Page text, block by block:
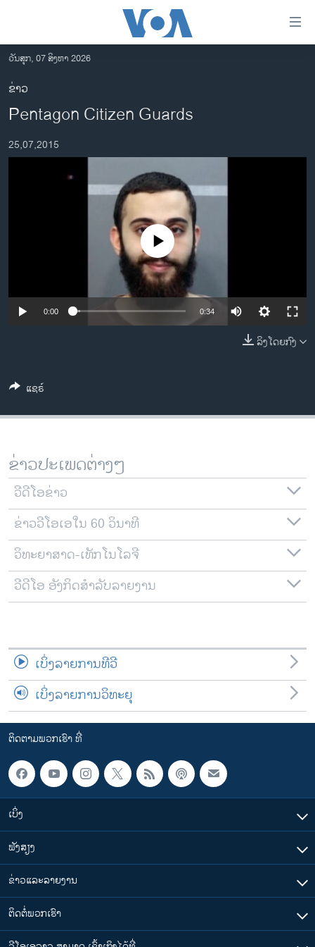
ເຂົ້າ
ຫາ
ຂ້າມ
ຂ້າມ
ໄປ
ອາເມຣິກາ
ການເລືອກຕັ້ງ ປະທານາທີບໍດີ ສະຫະລັດ 2024
ອິດສະຫຼະພາບດ້ານການຂ່າວ
ຊຸມຊົນຊາວລາວ
ວິທະຍາສາດ-ເທັກໂນໂລຈີ
ພາສາອັງກິດ
ລາຍການກະຈາຍສຽງ
ລາຍງານ
ຕິດຕາມພວກເຮົາ ທີ່
ພາສາຕ່າງໆ
ວັນສຸກ, 07 ສິງຫາ 2026
ຂ່າວ
Pentagon Citizen Guards
25,07,2015
No media source currently available
0:00 0:34
ລິງໂດຍກົງ
ແຊຣ໌
ຂ່າວປະເພດຕ່າງໆ
ວີດີໂອຂ່າວ
ຂ່າວວີໂອເອໃນ 60 ວິນາທີ
ວິທະຍາສາດ-ເທັກໂນໂລຈີ
ວີດີໂອ ອັງກິດສຳລັບລາຍງານ
ເບິ່ງລາຍການທີວີ
ເບິ່ງລາຍການວິທະຍຸ
ຕິດຕາມພວກເຮົາ ທີ່
ເບິ່ງ
ຟັງສຽງ
ຂ່າວແລະລາຍງານ
ຕິດຕໍ່ພວກເຮົາ